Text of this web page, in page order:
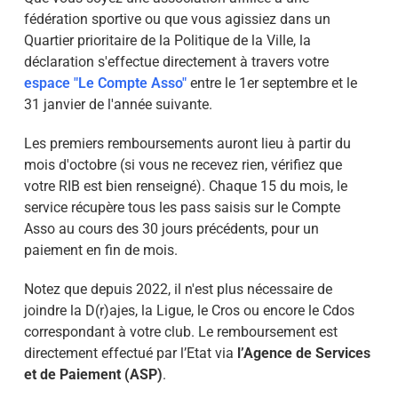
fédération sportive ou que vous agissiez dans un
Quartier prioritaire de la Politique de la Ville, la
déclaration s'effectue directement à travers votre
espace "Le Compte Asso" entre le 1er septembre et le
31 janvier de l'année suivante.
Les premiers remboursements auront lieu à partir du
mois d'octobre (si vous ne recevez rien, vérifiez que
votre RIB est bien renseigné). Chaque 15 du mois, le
service récupère tous les pass saisis sur le Compte
Asso au cours des 30 jours précédents, pour un
paiement en fin de mois.
Notez que depuis 2022, il n'est plus nécessaire de
joindre la D(r)ajes, la Ligue, le Cros ou encore le Cdos
correspondant à votre club. Le remboursement est
directement effectué par l’Etat via l’Agence de Services
et de Paiement (ASP).